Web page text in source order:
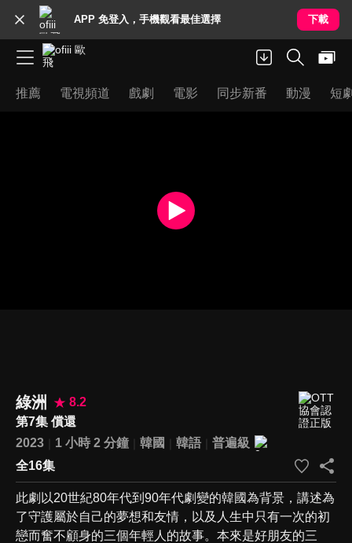
APP 免登入，手機觀看最佳選擇 下載
推薦 電視頻道 戲劇 電影 同步新番 動漫 短
綠洲
8.2
第7集 償還
2023
1 小時 2 分鐘 韓國 韓語
普遍級
全16集
此劇以20世紀80年代到90年代劇變的韓國為背景，講述為
了守護屬於自己的夢想和友情，以及人生中只有一次的初
戀而奮不顧身的三個年輕人的故事。本來是好朋友的三